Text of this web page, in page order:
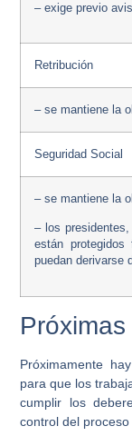
– exige previo
Retribución
– se mantiene la
Seguridad Social
– se mantiene la
– los
están
puedan derivarse
Próximamente
para que los
cumplir los
control del proceso